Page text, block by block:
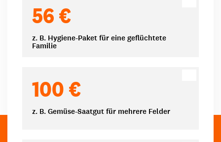
56 €
z. B. Hygiene-Paket für eine geflüchtete
Familie
100 €
z. B. Gemüse-Saatgut für mehrere Felder